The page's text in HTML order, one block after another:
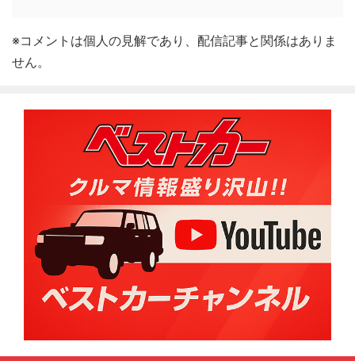
※コメントは個人の見解であり、配信記事と関係はありま
せん。